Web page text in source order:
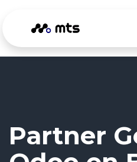
Partner